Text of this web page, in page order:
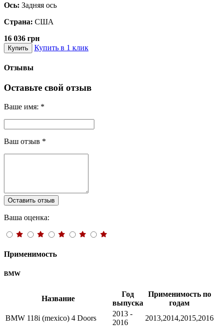
Ось: Задняя ось
Страна: США
16 036 грн
Купить Купить в 1 клик
Отзывы
Оставьте свой отзыв
Ваше имя: *
Ваш отзыв *
Оставить отзыв
Ваша оценка:
Применимость
BMW
Название
Год
выпуска
Применимость по
годам
BMW 118i (mexico) 4 Doors
2013 -
2016
2013,2014,2015,2016